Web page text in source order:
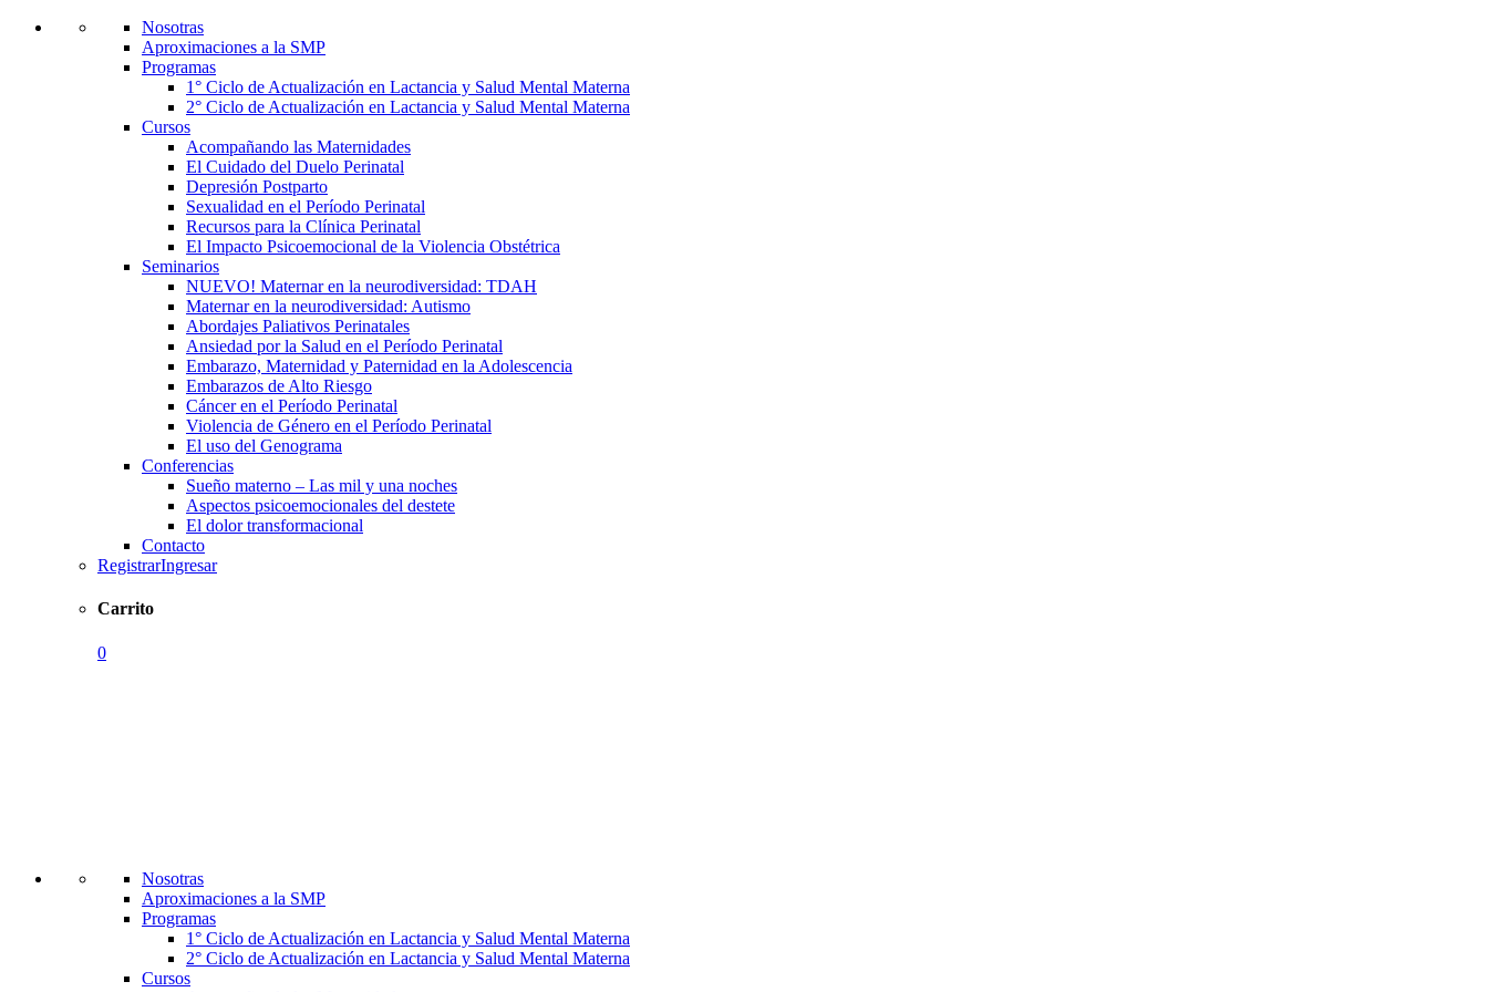
Nosotras
Aproximaciones a la SMP
Programas
1° Ciclo de Actualización en Lactancia y Salud Mental Materna
2° Ciclo de Actualización en Lactancia y Salud Mental Materna
Cursos
Acompañando las Maternidades
El Cuidado del Duelo Perinatal
Depresión Postparto
Sexualidad en el Período Perinatal
Recursos para la Clínica Perinatal
El Impacto Psicoemocional de la Violencia Obstétrica
Seminarios
NUEVO! Maternar en la neurodiversidad: TDAH
Maternar en la neurodiversidad: Autismo
Abordajes Paliativos Perinatales
Ansiedad por la Salud en el Período Perinatal
Embarazo, Maternidad y Paternidad en la Adolescencia
Embarazos de Alto Riesgo
Cáncer en el Período Perinatal
Violencia de Género en el Período Perinatal
El uso del Genograma
Conferencias
Sueño materno – Las mil y una noches
Aspectos psicoemocionales del destete
El dolor transformacional
Contacto
RegistrarIngresar
Carrito
0
Nosotras
Aproximaciones a la SMP
Programas
1° Ciclo de Actualización en Lactancia y Salud Mental Materna
2° Ciclo de Actualización en Lactancia y Salud Mental Materna
Cursos